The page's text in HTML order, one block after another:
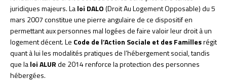
juridiques majeurs. Laloi DALO(Droit Au Logement Opposable) du 5
mars 2007 constitue une pierre angulaire de ce dispositif en
permettant aux personnes mal logées de faire valoir leur droit à un
logement décent. Le Code de l’Action Sociale et des Famillesrégit
quant à lui les modalités pratiques de l’hébergement social, tandis
que laloi ALURde 2014 renforce la protection des personnes
hébergées.